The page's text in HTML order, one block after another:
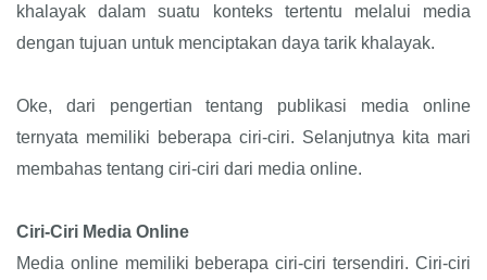
khalayak dalam suatu konteks tertentu melalui media
dengan tujuan untuk menciptakan daya tarik khalayak.
Oke, dari pengertian tentang publikasi media online
ternyata memiliki beberapa ciri-ciri. Selanjutnya kita mari
membahas tentang ciri-ciri dari media online.
Ciri-Ciri Media Online
Media online memiliki beberapa ciri-ciri tersendiri. Ciri-ciri